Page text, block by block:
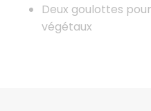
Deux goulottes
végétaux